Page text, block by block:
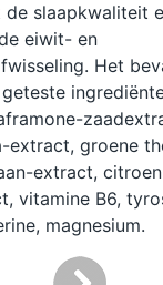
slaapkwaliteit
eiwit- en
Het
extract, groene
extract,
vitamine B6,
magnesium.